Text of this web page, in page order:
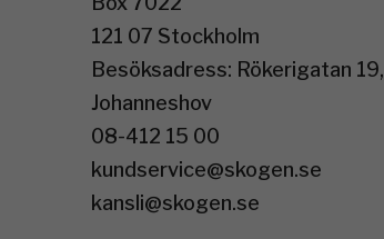
121 07 Stockholm
Besöksadress: Rökerigatan 19,
Johanneshov
08-412 15 00
kundservice@skogen.se
kansli@skogen.se